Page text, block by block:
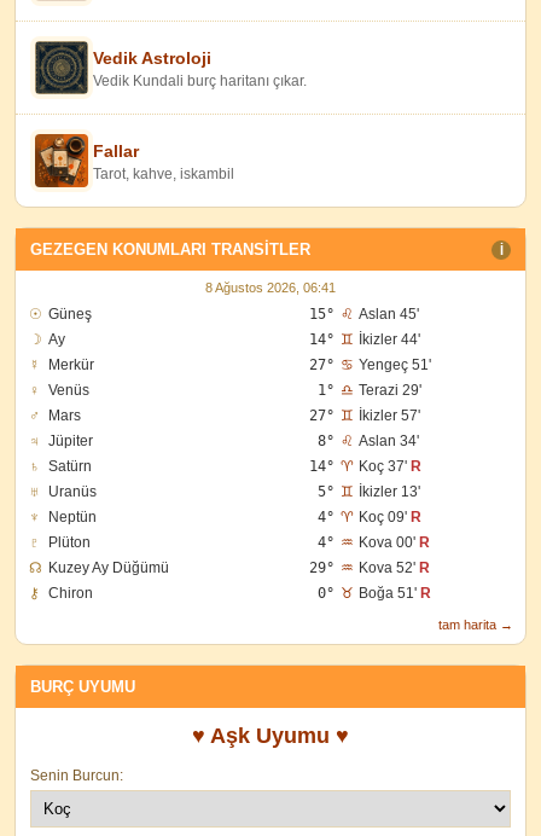
Vedik Astroloji
Vedik Kundali burç haritanı çıkar.
Fallar
Tarot, kahve, iskambil
GEZEGEN KONUMLARI TRANSITLER I
8 Ağustos 2026, 06:41
☉ Güneş 15° ♌ Aslan 45'
☽ Ay 14° ♊
İkizler 44'
☿
Merkür 27° ♋ Yengeç 51'
♀
Venüs 1° ♎ Terazi 29'
♂
Mars 27° ♊
İkizler 57'
♃
Jüpiter 8° ♌ Aslan 34'
♄
Satürn 14° ♈ Koç 37' R
♅
Uranüs 5° ♊
İkizler 13'
♆
Neptün 4° ♈ Koç 09' R
♇
Plüton 4° ♒ Kova 00' R
☊ Kuzey Ay Düğümü 29° ♒ Kova 52' R
⚷
Chiron 0° ♉ Boğa 51' R
tam harita →
BURÇ UYUMU
♥ Aşk Uyumu ♥
Senin Burcun: